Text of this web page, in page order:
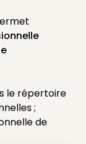
le répertoire
;
de